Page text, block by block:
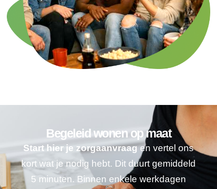
Begeleid wonen op maat
Start hier je zorgaanvraagen vertel ons
kort wat je nodig hebt. Dit duurt gemiddeld
5 minuten. Binnen enkele werkdagen